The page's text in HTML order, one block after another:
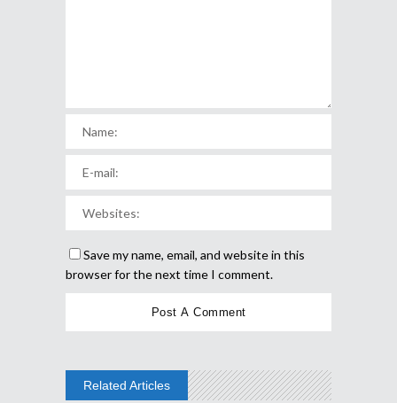
Save my name, email, and website in this
browser for the next time I comment.
Related Articles